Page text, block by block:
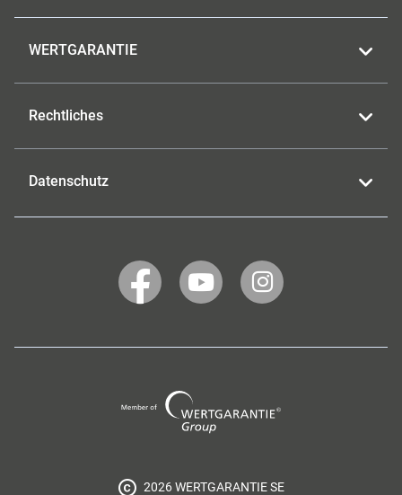
WERTGARANTIE
Rechtliches
Datenschutz
WERTGARANTIE
auf
WERTGARANTIE
auf
WERTGARANTIE
auf
Group
2026 WERTGARANTIE SE